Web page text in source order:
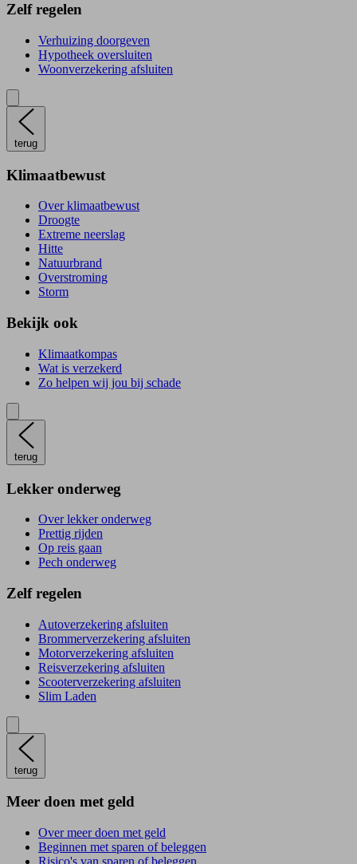
Zelf regelen
Verhuizing doorgeven
Hypotheek oversluiten
Woonverzekering afsluiten
terug
Klimaatbewust
Over klimaatbewust
Droogte
Extreme neerslag
Hitte
Natuurbrand
Overstroming
Storm
Bekijk ook
Klimaatkompas
Wat is verzekerd
Zo helpen wij jou bij schade
terug
Lekker onderweg
Over lekker onderweg
Prettig rijden
Op reis gaan
Pech onderweg
Zelf regelen
Autoverzekering afsluiten
Brommerverzekering afsluiten
Motorverzekering afsluiten
Reisverzekering afsluiten
Scooterverzekering afsluiten
Slim Laden
terug
Meer doen met geld
Over meer doen met geld
Beginnen met sparen of beleggen